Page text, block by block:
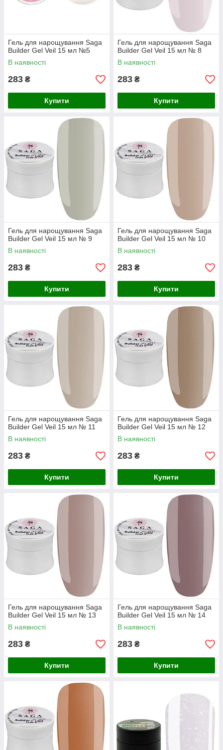
Гель для нарощування Saga
Builder Gel Veil 15 мл №5
В наявності
283 ₴
Купити
Гель для нарощування Saga
Builder Gel Veil 15 мл № 8
В наявності
283 ₴
Купити
Гель для нарощування Saga
Builder Gel Veil 15 мл № 9
В наявності
283 ₴
Купити
Гель для нарощування Saga
Builder Gel Veil 15 мл № 10
В наявності
283 ₴
Купити
Гель для нарощування Saga
Builder Gel Veil 15 мл № 11
В наявності
283 ₴
Купити
Гель для нарощування Saga
Builder Gel Veil 15 мл № 12
В наявності
283 ₴
Купити
Гель для нарощування Saga
Builder Gel Veil 15 мл № 13
В наявності
283 ₴
Купити
Гель для нарощування Saga
Builder Gel Veil 15 мл № 14
В наявності
283 ₴
Купити